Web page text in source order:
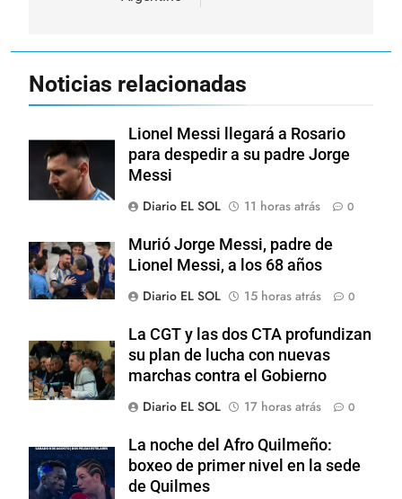
Noticias relacionadas
Lionel Messi llegará a Rosario
para despedir a su padre Jorge
Messi
Diario EL SOL
11 horas atrás 0
Murió Jorge Messi, padre de
Lionel Messi, a los 68 años
Diario EL SOL
15 horas atrás 0
La CGT y las dos CTA profundizan
su plan de lucha con nuevas
marchas contra el Gobierno
Diario EL SOL
17 horas atrás 0
La noche del Afro Quilmeño:
boxeo de primer nivel en la sede
de Quilmes